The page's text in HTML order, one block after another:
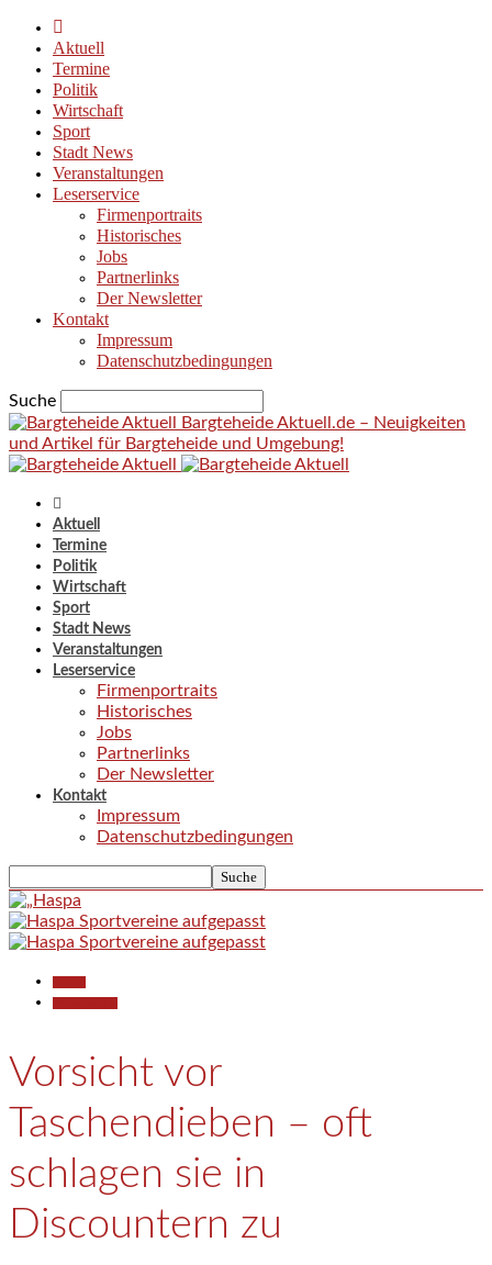
Aktuell
Termine
Politik
Wirtschaft
Sport
Stadt News
Veranstaltungen
Leserservice
Firmenportraits
Historisches
Jobs
Partnerlinks
Der Newsletter
Kontakt
Impressum
Datenschutzbedingungen
Suche
Bargteheide Aktuell.de – Neuigkeiten
und Artikel für Bargteheide und Umgebung!
Aktuell
Termine
Politik
Wirtschaft
Sport
Stadt News
Veranstaltungen
Leserservice
Firmenportraits
Historisches
Jobs
Partnerlinks
Der Newsletter
Kontakt
Impressum
Datenschutzbedingungen
Vorsicht vor
Taschendieben – oft
schlagen sie in
Discountern zu